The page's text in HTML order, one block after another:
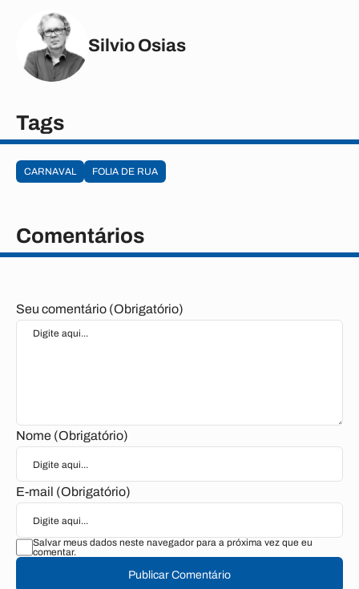
Silvio Osias
Tags
CARNAVAL FOLIA DE RUA
Comentários
Seu comentário (Obrigatório)
Nome (Obrigatório)
E-mail (Obrigatório)
Salvar meus dados neste navegador para a próxima vez que eu
comentar.
Publicar Comentário